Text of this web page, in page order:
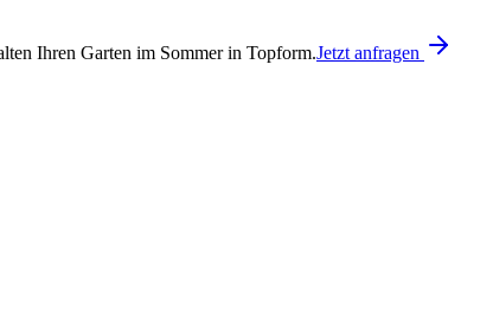
Ihren Garten im Sommer in Topform.Jetzt anfragen